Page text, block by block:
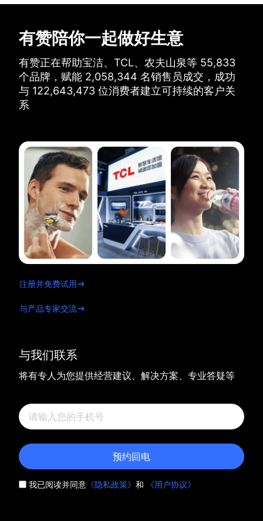
有赞陪你一起做好生意
有赞正在帮助宝洁、TCL、农夫山泉等 55,833
个品牌， 赋能 2,058,344 名销售员成交， 成功
与 122,643,473 位消费者建立可持续的客户关
系
与我们联系
将有专人为您提供经营建议、解决方案、专业答疑等
预约回电
我已阅读并同意 《隐私政策》 和 《用户协议》
注册并免费试用
与产品专家交流